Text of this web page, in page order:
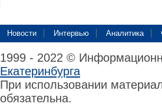
Новости Интервью Аналитика
1999 - 2022 ©
Екатеринбурга
При использовании
обязательна.